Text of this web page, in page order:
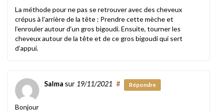
La méthode pour ne pas se retrouver avec des cheveux
crépus à l’arrière de la tête : Prendre cette mèche et
l’enrouler autour d’un gros bigoudi. Ensuite, tourner les
cheveux autour de la tête et de ce gros bigoudi qui sert
d’appui.
Salma sur 19/11/2021 # Répondre
Bonjour